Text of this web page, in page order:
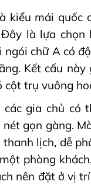
kiểu mái
là lựa chọn
ngói chữ A có
Kết cấu
cột trụ vuông
gia chủ có
gọn gàng.
lịch, dễ
phòng
nên đặt ở vị